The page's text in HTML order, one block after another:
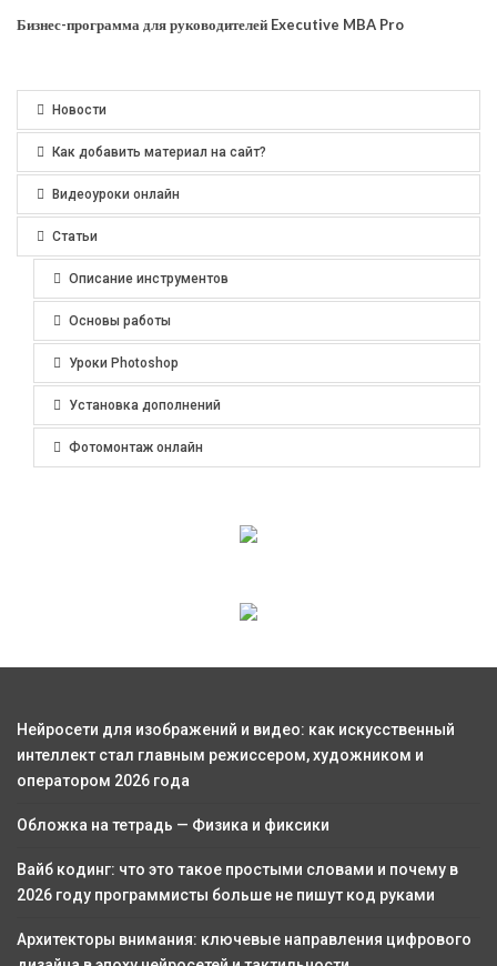
Бизнес-программа для руководителей Executive MBA Pro
Новости
Как добавить материал на сайт?
Видеоуроки онлайн
Статьи
Описание инструментов
Основы работы
Уроки Photoshop
Установка дополнений
Фотомонтаж онлайн
Нейросети для изображений и видео: как искусственный
интеллект стал главным режиссером, художником и
оператором 2026 года
Обложка на тетрадь — Физика и фиксики
Вайб кодинг: что это такое простыми словами и почему в
2026 году программисты больше не пишут код руками
Архитекторы внимания: ключевые направления цифрового